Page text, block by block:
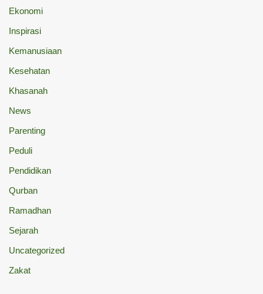
Ekonomi
Inspirasi
Kemanusiaan
Kesehatan
Khasanah
News
Parenting
Peduli
Pendidikan
Qurban
Ramadhan
Sejarah
Uncategorized
Zakat